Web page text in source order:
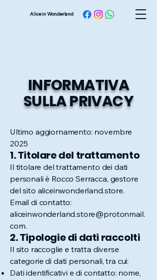
Alice in Wonderland
INFORMATIVA
SULLA PRIVACY​
Ultimo aggiornamento: novembre
2025
1. Titolare del trattamento
Il titolare del trattamento dei dati
personali è Rocco Serracca, gestore
del sito aliceinwonderland.store.
Email di contatto:
aliceinwonderland.store@protonmail.
com.
2. Tipologie di dati raccolti
Il sito raccoglie e tratta diverse
categorie di dati personali, tra cui:
Dati identificativi e di contatto: nome,